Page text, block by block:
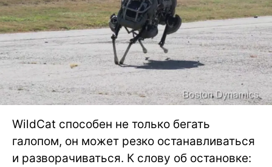
WildCat способен не только бегать
галопом, он может резко останавливаться
и разворачиваться. К слову об остановке: